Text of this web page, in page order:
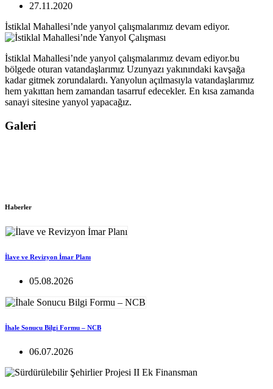
27.11.2020
İstiklal Mahallesi’nde yanyol çalışmalarımız devam ediyor.
İstiklal Mahallesi’nde yanyol çalışmalarımız devam ediyor.bu
bölgede oturan vatandaşlarımız Uzunyazı yakınındaki kavşağa
kadar gitmek zorundalardı. Yanyolun açılmasıyla vatandaşlarımız
hem yakıttan hem zamandan tasarruf edecekler. En kısa zamanda
sanayi sitesine yanyol yapacağız.
Galeri
Haberler
İlave ve Revizyon İmar Planı
05.08.2026
İhale Sonucu Bilgi Formu – NCB
06.07.2026